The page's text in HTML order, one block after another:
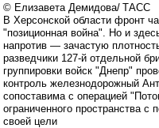
© Елизавета Демидова/ ТАСС
В Херсонской области фронт
"позиционная война". Но и
напротив — зачастую
разведчики 127-й отдельной
группировки войск "Днепр"
контроль железнодорожный
сопоставима с операцией
ограниченного пространства
своей цели